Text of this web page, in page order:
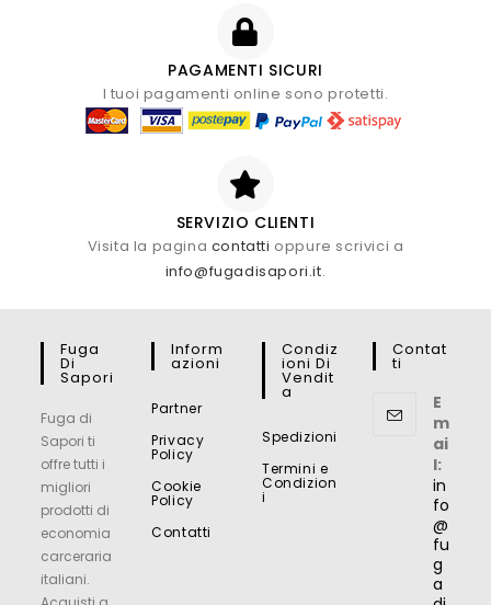
PAGAMENTI SICURI
I tuoi pagamenti online sono protetti.
SERVIZIO CLIENTI
Visita la pagina contatti oppure scrivici a
info@fugadisapori.it.
Fuga
Di
Sapori
Fuga di
Sapori ti
offre tutti i
migliori
prodotti di
economia
carceraria
italiani.
Inform
Azioni
Partner
Privacy
Policy
Cookie
Policy
Contatti
Condiz
Ioni Di
Vendit
A
Spedizioni
Termini e
Condizion
i
Contat
Ti
E
m
ai
l:
in
fo
@
fu
g
a